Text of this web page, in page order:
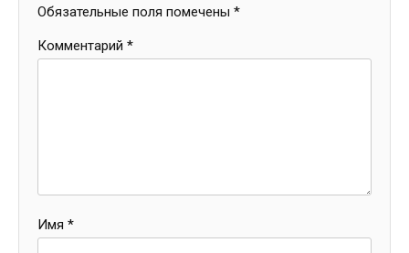
Обязательные поля помечены *
Комментарий *
Имя *